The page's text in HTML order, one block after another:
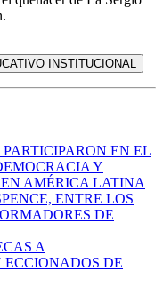
INSTITUCIONAL
EN EL
Y
AMÉRICA LATINA
ENTRE LOS
DE
A
DE